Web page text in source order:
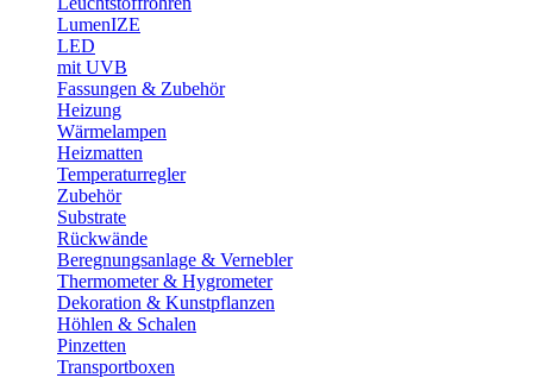
LumenIZE
LED
mit UVB
Fassungen & Zubehör
Heizung
Wärmelampen
Heizmatten
Temperaturregler
Zubehör
Substrate
Rückwände
Beregnungsanlage & Vernebler
Thermometer & Hygrometer
Dekoration & Kunstpflanzen
Höhlen & Schalen
Pinzetten
Transportboxen